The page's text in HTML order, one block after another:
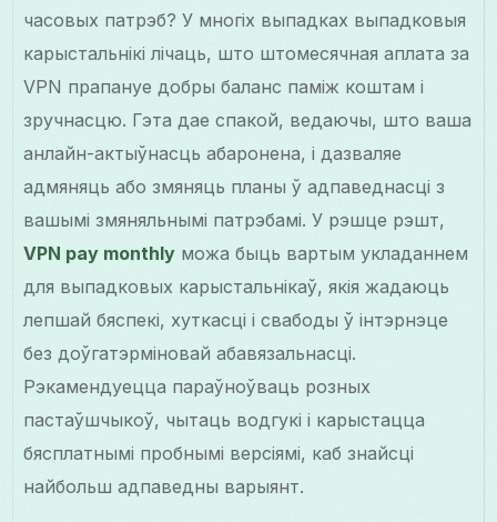
часовых патрэб? У многіх выпадках выпадковыя
карыстальнікі лічаць, што штомесячная аплата за
VPN прапануе добры баланс паміж коштам і
зручнасцю. Гэта дае спакой, ведаючы, што ваша
анлайн-актыўнасць абаронена, і дазваляе
адмяняць або змяняць планы ў адпаведнасці з
вашымі змяняльнымі патрэбамі. У рэшце рэшт,
VPN pay monthly можа быць вартым укладаннем
для выпадковых карыстальнікаў, якія жадаюць
лепшай бяспекі, хуткасці і свабоды ў інтэрнэце
без доўгатэрміновай абавязальнасці.
Рэкамендуецца параўноўваць розных
пастаўшчыкоў, чытаць водгукі і карыстацца
бясплатнымі пробнымі версіямі, каб знайсці
найбольш адпаведны варыянт.